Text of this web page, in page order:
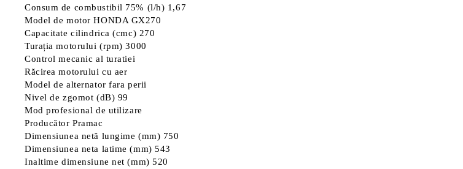
Consum de combustibil 75% (l/h) 1,67
Model de motor HONDA GX270
Capacitate cilindrica (cmc) 270
Turația motorului (rpm) 3000
Control mecanic al turatiei
Răcirea motorului cu aer
Model de alternator fara perii
Nivel de zgomot (dB) 99
Mod profesional de utilizare
Producător Pramac
Dimensiunea netă lungime (mm) 750
Dimensiunea neta latime (mm) 543
Inaltime dimensiune net (mm) 520